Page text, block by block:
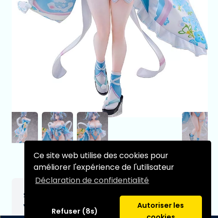
Ce site web utilise des cookies pour
améliorer l'expérience de l'utilisateur
Déclaration de confidentialité
Refuser (8s)
Autoriser les
Senran Kagura – 1/4 Yumi Japanese Bunny
Ver. Figurine – 43 cm